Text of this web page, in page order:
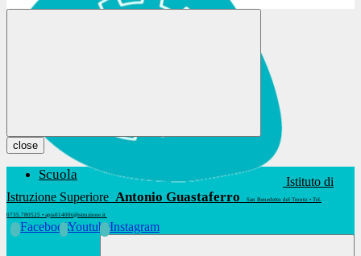
Istituto di
Istruzione Superiore Antonio Guastaferro San Benedetto del Tronto • Tel.
0735.780525 • apis01400t@istruzione.it
FacebookYoutubeInstagram
close
Scuola